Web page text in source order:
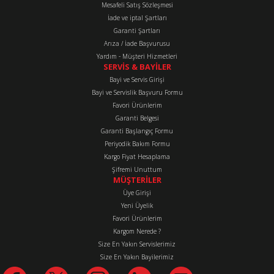
Ürün fiyatı diğer sitelerden daha pahalı.
Bu ürüne benzer farklı alternatifler olmalı.
Gönder
Mesafeli Satış Sözleşmesi
İade ve iptal Şartları
Garanti Şartları
Arıza / İade Başvurusu
Yardım - Müşteri Hizmetleri
SERVİS & BAYİLER
Bayi ve Servis Girişi
Bayi ve Servislik Başvuru Formu
Favori Ürünlerim
Garanti Belgesi
Garanti Başlangıç Formu
Periyodik Bakım Formu
Kargo Fiyat Hesaplama
Şifremi Unuttum
MÜŞTERİLER
Üye Girişi
Yeni Üyelik
Favori Ürünlerim
Kargom Nerede ?
Size En Yakın Servislerimiz
Size En Yakın Bayilerimiz